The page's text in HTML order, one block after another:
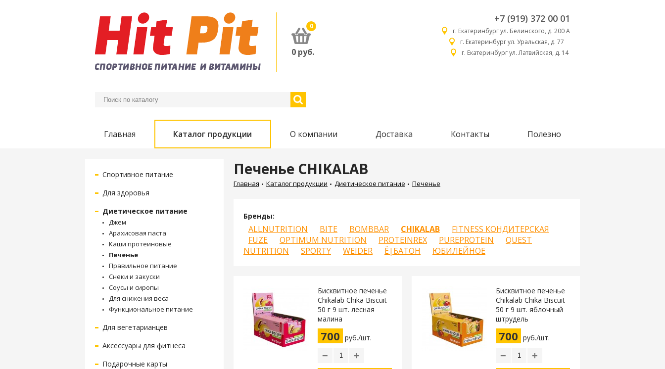
0
0 руб.
+7 (919) 372 00 01
г. Екатеринбург ул. Белинского, д. 200 А
г. Екатеринбург ул. Уральская, д. 77
г. Екатеринбург ул. Латвийская, д. 14
Главная Каталог продукции О компании Доставка Контакты Полезно
Спортивное питание
Для здоровья
Диетическое питание
Джем
Арахисовая паста
Каши протеиновые
Печенье
Правильное питание
Снеки и закуски
Соусы и сиропы
Для снижения веса
Функциональное питание
Для вегетарианцев
Аксессуары для фитнеса
Подарочные карты
Печенье CHIKALAB
Главная Каталог продукции Диетическое питание Печенье
Бренды:
ALLNUTRITION BITE BOMBBAR CHIKALAB
FITNESS КОНДИТЕРСКАЯ
FUZE
OPTIMUM NUTRITION PROTEINREX PUREPROTEIN
QUEST
NUTRITION
SPORTY WEIDER Ё|БАТОН ЮБИЛЕЙНОЕ
Бисквитное печенье
Chikalab Chika Biscuit
50 г 9 шт. лесная
малина
700 руб./шт.
− +
Бисквитное печенье
Chikalab Chika Biscuit
50 г 9 шт. яблочный
штрудель
700 руб./шт.
− +